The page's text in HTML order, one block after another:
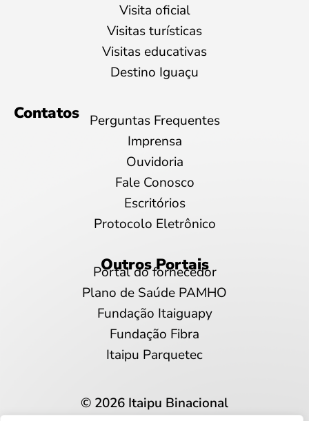
Visita oficial
Visitas turísticas
Visitas educativas
Destino Iguaçu
Contatos
Perguntas Frequentes
Imprensa
Ouvidoria
Fale Conosco
Escritórios
Protocolo Eletrônico
Outros Portais
Portal do fornecedor
Plano de Saúde PAMHO
Fundação Itaiguapy
Fundação Fibra
Itaipu Parquetec
© 2026 Itaipu Binacional